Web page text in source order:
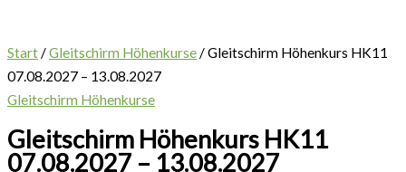
Start/Gleitschirm Höhenkurse/ Gleitschirm Höhenkurs HK11
07.08.2027 – 13.08.2027
Gleitschirm Höhenkurse
Gleitschirm Höhenkurs HK11
07.08.2027 – 13.08.2027